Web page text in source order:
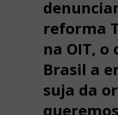
reforma
na OIT, o
Brasil a
suja da